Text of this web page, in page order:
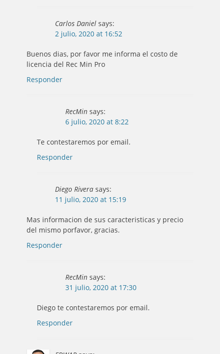
Carlos Daniel says:
2 julio, 2020 at 16:52
Buenos dias, por favor me informa el costo de
licencia del Rec Min Pro
Responder
RecMin says:
6 julio, 2020 at 8:22
Te contestaremos por email.
Responder
Diego Rivera says:
11 julio, 2020 at 15:19
Mas informacion de sus caracteristicas y precio
del mismo porfavor, gracias.
Responder
RecMin says:
31 julio, 2020 at 17:30
Diego te contestaremos por email.
Responder